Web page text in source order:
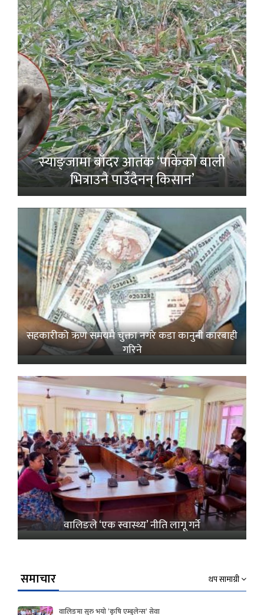
स्याङ्जामा बाँदर आतंक ‘पाकेको बाली
भित्राउनै पाउँदैनन् किसान’
सहकारीको ऋण समयमै चुक्ता नगरे कडा कानुनी कारबाही
गरिने
वालिङले ‘एक स्वास्थ्य’ नीति लागू गर्ने
समाचार थप सामाग्री
वालिङमा सुरु भयो ‘कृषि एम्बुलेन्स’ सेवा